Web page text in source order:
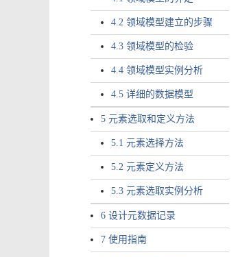
4.2 领域模型建立的步骤
4.3 领域模型的检验
4.4 领域模型实例分析
4.5 详细的数据模型
5 元素选取和定义方法
5.1 元素选择方法
5.2 元素定义方法
5.3 元素选取实例分析
6 设计元数据记录
7 使用指南